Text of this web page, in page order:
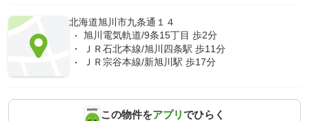
北海道旭川市九条通１４
旭川電気軌道/9条15丁目 歩2分
ＪＲ石北本線/旭川四条駅 歩11分
ＪＲ宗谷本線/新旭川駅 歩17分
この物件をアプリでひらく